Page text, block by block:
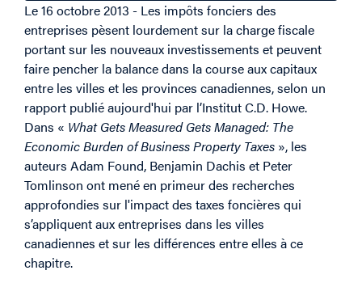
Le 16 octobre 2013 - Les impôts fonciers des
entreprises pèsent lourdement sur la charge fiscale
portant sur ​​les nouveaux investissements et peuvent
faire pencher la balance dans la course aux capitaux
entre les villes et les provinces canadiennes, selon un
rapport publié aujourd'hui par l’Institut C.D. Howe.
Dans « What Gets Measured Gets Managed: The
Economic Burden of Business Property Taxes », les
auteurs Adam Found, Benjamin Dachis et Peter
Tomlinson ont mené en primeur des recherches
approfondies sur l'impact des taxes foncières qui
s’appliquent aux entreprises dans les villes
canadiennes et sur les différences entre elles à ce
chapitre.